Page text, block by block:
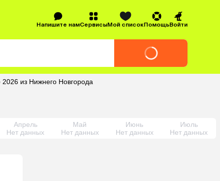
Напишите намСервисыМой списокПомощьВойти
из Нижнего Новгорода
Апрель
Нет данных
Май
Нет данных
Июнь
Нет данных
Июль
Нет данных